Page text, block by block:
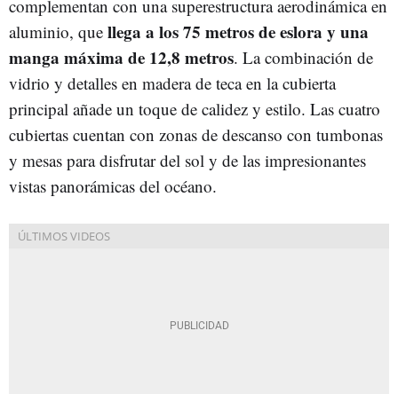
complementan con una superestructura aerodinámica en
aluminio, que llega a los 75 metros de eslora y una
manga máxima de 12,8 metros. La combinación de
vidrio y detalles en madera de teca en la cubierta
principal añade un toque de calidez y estilo. Las cuatro
cubiertas cuentan con zonas de descanso con tumbonas
y mesas para disfrutar del sol y de las impresionantes
vistas panorámicas del océano.